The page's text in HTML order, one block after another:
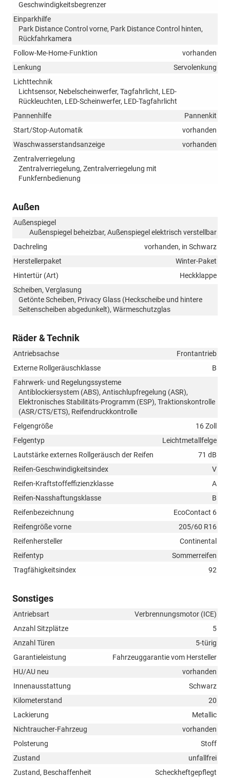
Geschwindigkeitsbegrenzer
Einparkhilfe
Park Distance Control vorne, Park Distance Control hinten,
Rückfahrkamera
Follow-Me-Home-Funktion
vorhanden
Lenkung
Servolenkung
Lichttechnik
Lichtsensor, Nebelscheinwerfer, Tagfahrlicht, LED-
Rückleuchten, LED-Scheinwerfer, LED-Tagfahrlicht
Pannenhilfe
Pannenkit
Start/Stop-Automatik
vorhanden
Waschwasserstandsanzeige
vorhanden
Zentralverriegelung
Zentralverriegelung, Zentralverriegelung mit
Funkfernbedienung
Außen
Außenspiegel
Außenspiegel beheizbar, Außenspiegel elektrisch verstellbar
Dachreling
vorhanden, in Schwarz
Herstellerpaket
Winter-Paket
Hintertür (Art)
Heckklappe
Scheiben, Verglasung
Getönte Scheiben, Privacy Glass (Heckscheibe und hintere
Seitenscheiben abgedunkelt), Wärmeschutzglas
Räder & Technik
Antriebsachse
Frontantrieb
Externe Rollgeräuschklasse
B
Fahrwerk- und Regelungssysteme
Antiblockiersystem (ABS), Antischlupfregelung (ASR),
Elektronisches Stabilitäts-Programm (ESP), Traktionskontrolle
(ASR/CTS/ETS), Reifendruckkontrolle
Felgengröße
16 Zoll
Felgentyp
Leichtmetallfelge
Lautstärke externes Rollgeräusch der Reifen
71 dB
Reifen-Geschwindigkeitsindex
V
Reifen-Kraftstoffeffizienzklasse
A
Reifen-Nasshaftungsklasse
B
Reifenbezeichnung
EcoContact 6
Reifengröße vorne
205/60 R16
Reifenhersteller
Continental
Reifentyp
Sommerreifen
Tragfähigkeitsindex
92
Sonstiges
Antriebsart
Verbrennungsmotor (ICE)
Anzahl Sitzplätze
5
Anzahl Türen
5-türig
Garantieleistung
Fahrzeuggarantie vom Hersteller
HU/AU neu
vorhanden
Innenausstattung
Schwarz
Kilometerstand
20
Lackierung
Metallic
Nichtraucher-Fahrzeug
vorhanden
Polsterung
Stoff
Zustand
unfallfrei
Zustand, Beschaffenheit
Scheckheftgepflegt